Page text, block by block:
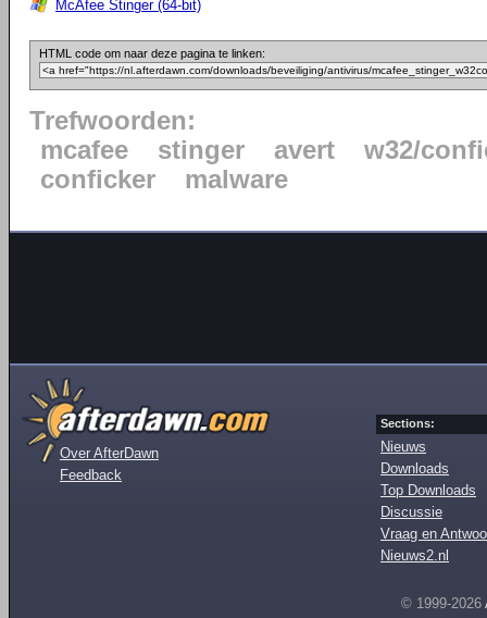
McAfee Stinger (64-bit)
HTML code om naar deze pagina te linken:
Trefwoorden:
mcafee
stinger avert
w32/
conficker
malware
Over AfterDawn
Feedback
Sections:
Nieuws
Downloads
Top Downloads
Discussie
Vraag en
Nieuws2.nl
© 1999-2026